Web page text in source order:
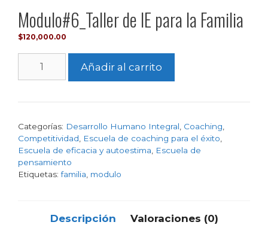
Modulo#6_Taller de IE para la Familia
$120,000.00
Añadir al carrito
Categorías: Desarrollo Humano Integral Coaching
Competitividad
Escuela de coaching para el éxito
Escuela de eficacia y autoestima
Escuela de
pensamiento
Etiquetas:familia modulo
Descripción Valoraciones (0)